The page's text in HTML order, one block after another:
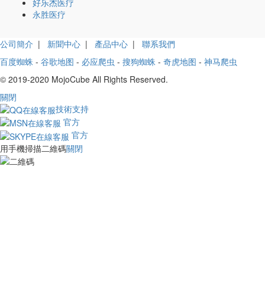
永胜医疗
公司簡介 | 新聞中心 | 產品中心 | 聯系我們
百度蜘蛛 - 谷歌地图 - 必应爬虫 - 搜狗蜘蛛 - 奇虎地图 - 神马爬虫
© 2019-2020 MojoCube All Rights Reserved.
關閉
技術支持
官方
官方
用手機掃描二維碼關閉